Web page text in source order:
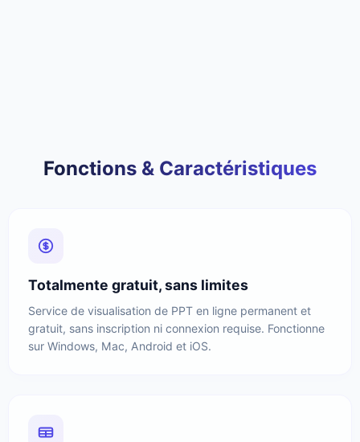
Fonctions & Caractéristiques
Totalmente gratuit, sans limites
Service de visualisation de PPT en ligne permanent et
gratuit, sans inscription ni connexion requise. Fonctionne
sur Windows, Mac, Android et iOS.